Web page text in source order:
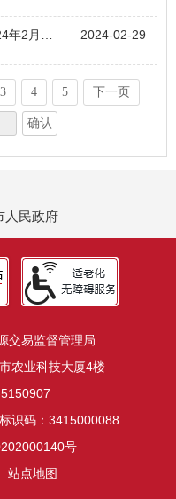
2024-02-29
3 4 5 下一页
确认
人民政府
交易监督管理局
农业科技大厦4楼
识码：3415000088
号
站点地图